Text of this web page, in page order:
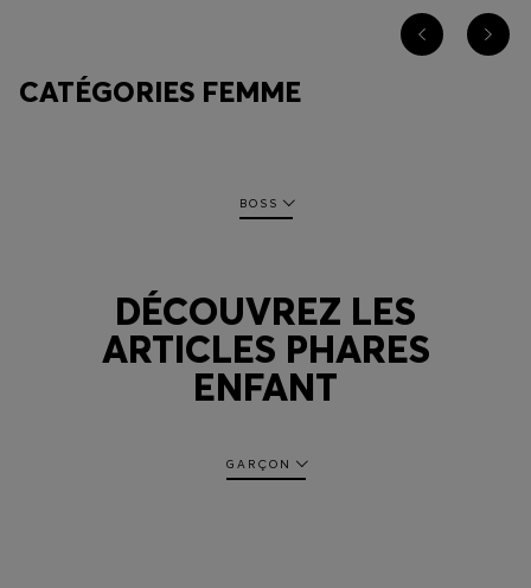
CATÉGORIES FEMME
BOSS
DÉCOUVREZ LES
ARTICLES PHARES
ENFANT
GARÇON